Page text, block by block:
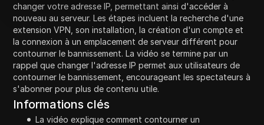
changer votre adresse IP, permettant ainsi d'accéder à
nouveau au serveur. Les étapes incluent la recherche d'une
extension VPN, son installation, la création d'un compte et
la connexion à un emplacement de serveur différent pour
contourner le bannissement. La vidéo se termine par un
rappel que changer l'adresse IP permet aux utilisateurs de
contourner le bannissement, encourageant les spectateurs à
s'abonner pour plus de contenu utile.
Informations clés
La vidéo explique comment contourner un